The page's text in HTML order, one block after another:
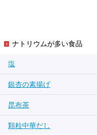
ナトリウムが多い食品
塩
銀杏の素揚げ
昆布茶
顆粒中華だし